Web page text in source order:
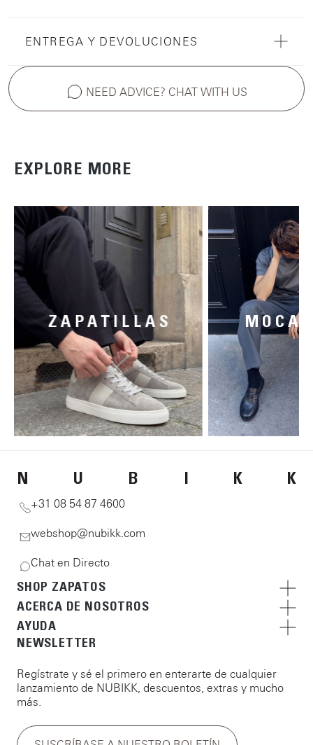
ENTREGA Y DEVOLUCIONES
NEED ADVICE? CHAT WITH US
EXPLORE MORE
ZAPATILLAS
N U B I K K
+31 08 54 87 4600
webshop@nubikk.com
Chat en Directo
SHOP ZAPATOS
ACERCA DE NOSOTROS
AYUDA
NEWSLETTER
Regístrate y sé el primero en enterarte de cualquier
lanzamiento de NUBIKK, descuentos, extras y mucho
más.